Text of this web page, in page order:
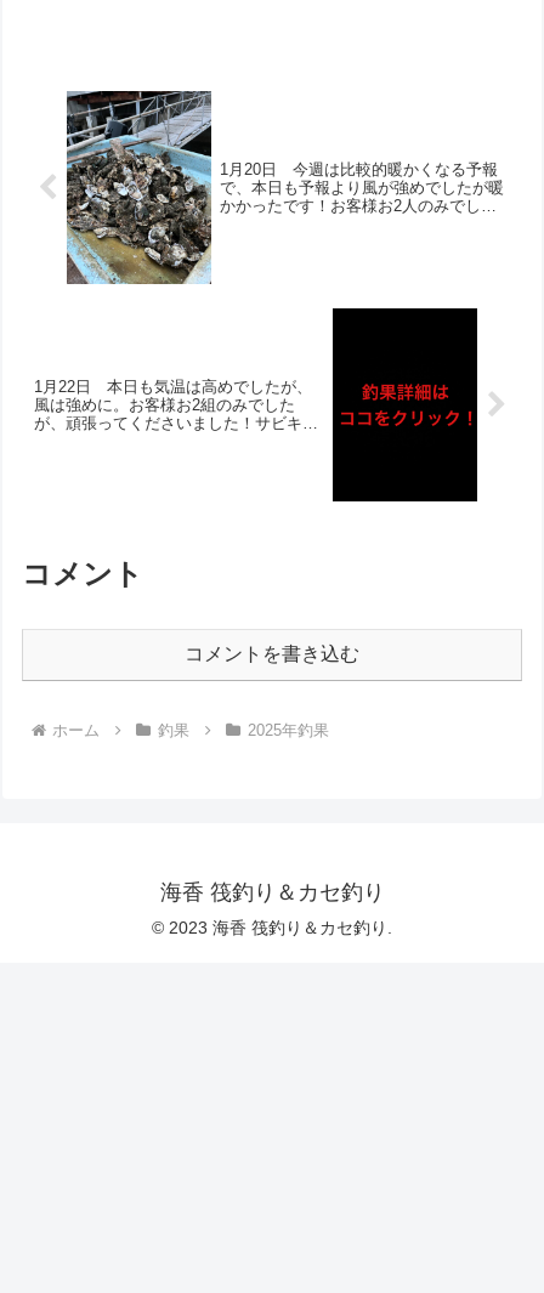
1月20日 今週は比較的暖かくなる予報
で、本日も予報より風が強めでしたが暖
かかったです！お客様お2人のみでした
1月22日 本日も気温は高めでしたが、
風は強めに。お客様お2組のみでした
が、頑張ってくださいました！サビキ釣
コメント
コメントを書き込む
ホーム 釣果 2025年釣果
海香 筏釣り＆カセ釣り
© 2023 海香 筏釣り＆カセ釣り.